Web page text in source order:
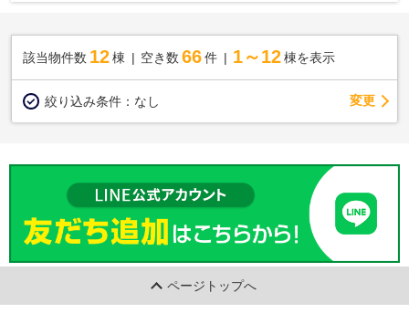
該当物件数 12棟 空き数 66 件 1～12 棟を表示
絞り込み条件： なし 変更
ページトップへ